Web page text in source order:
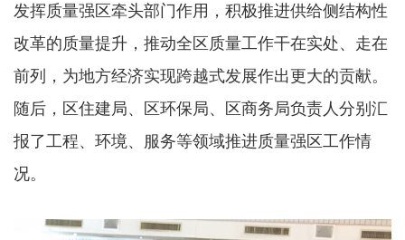
发挥质量强区牵头部门作用，积极推进供给侧结构性
改革的质量提升，推动全区质量工作干在实处、走在
前列，为地方经济实现跨越式发展作出更大的贡献。
随后，区住建局、区环保局、区商务局负责人分别汇
报了工程、环境、服务等领域推进质量强区工作情
况。